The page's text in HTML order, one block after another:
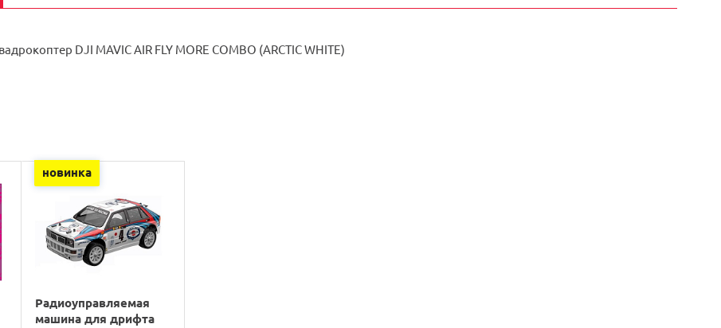
DJI MAVIC AIR FLY MORE COMBO (ARCTIC WHITE)
новинка
Радиоуправляемая
машина для дрифта